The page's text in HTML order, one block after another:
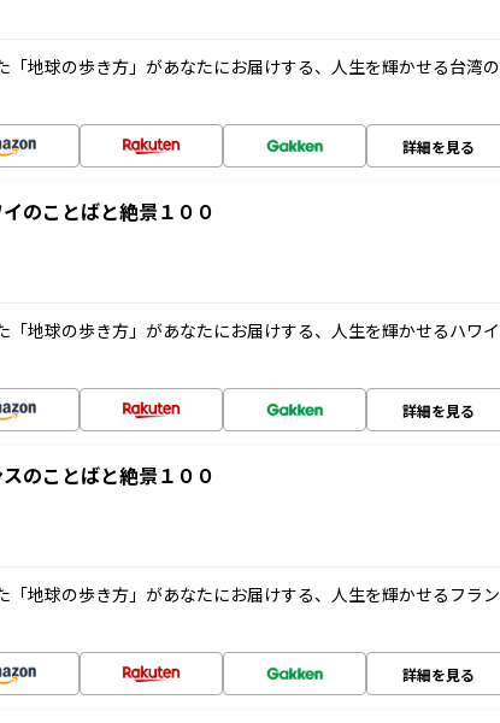
「地球の歩き方」があなたにお届けする、人生を輝かせる台湾の
詳細を見る
のことばと絶景１００
「地球の歩き方」があなたにお届けする、人生を輝かせるハワイ
詳細を見る
のことばと絶景１００
「地球の歩き方」があなたにお届けする、人生を輝かせるフラン
詳細を見る